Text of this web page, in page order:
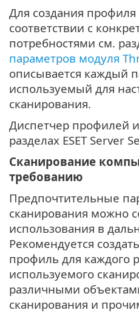
Для создания
соответствии с
потребностями см.
параметров модуля
описывается каждый
используемый для
сканирования.
Диспетчер профилей
разделах ESET Server
Сканирование
требованию
Предпочтительные
сканирования можно
использования в
Рекомендуется
профиль для каждого
используемого
различными
сканирования и